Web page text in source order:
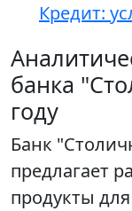
Кредит:
банка
году
Банк
предлагает
продукты